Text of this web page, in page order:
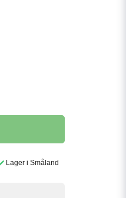
Lager i Småland